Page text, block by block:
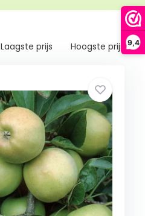
9,4
Laagste prijs Hoogste prijs